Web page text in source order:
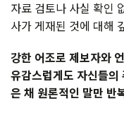
자료 검토나 사실 확인
사가게재된 것에 대해
강한 어조로 제보자와
유감스럽게도 자신들의
은 채 원론적인 말만 반